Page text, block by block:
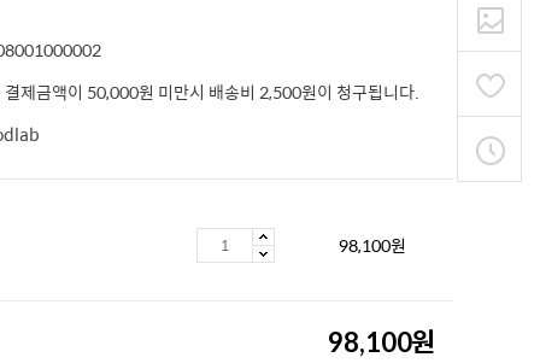
결제금액이 50,000원 미만시 배송비 2,500원이 청구됩니다.
98,100원
98,100원